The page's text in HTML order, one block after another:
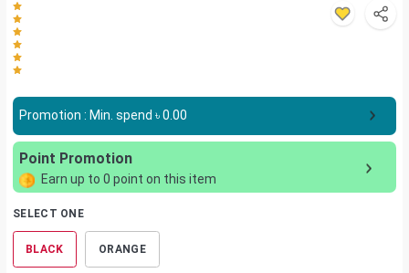
Promotion : Min. spend ৳0.00
Point Promotion
Earn up to 0 point on this item
SELECT ONE
BLACK ORANGE